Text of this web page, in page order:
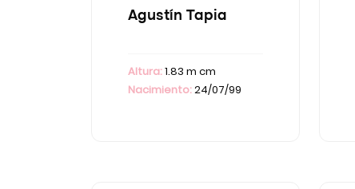
Agustín Tapia
Altura:1.83 m cm
Nacimiento:24/07/99